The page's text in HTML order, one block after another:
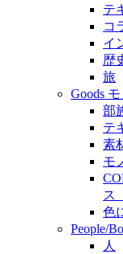
テ
コ
イ
歴
旅
Goods モ
部
テ
素
モ
ス
色
People/
人